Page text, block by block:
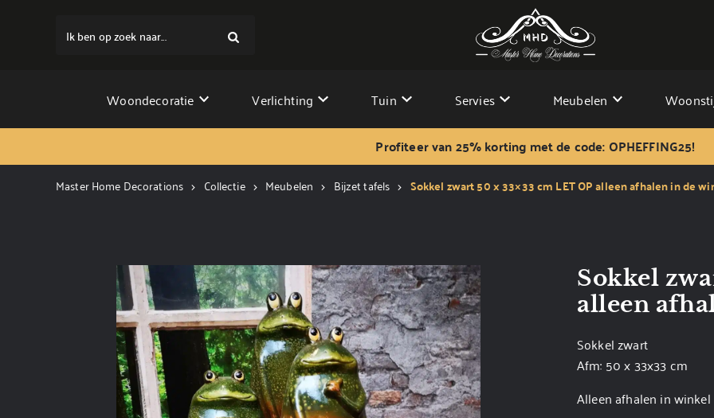
Ik ben op zoek naar...
Woondecoratie Verlichting Tuin Servies Meubelen
Profiteer van 25% korting met de code: OPHEFFING25!
Master Home Decorations Collectie Meubelen Bijzet tafels Sokkel zwart 50 x 33×33 cm LET OP alleen afhalen in de
Sokkel
alleen
Sokkel zwart
Afm: 50 x 33x33 cm
Alleen afhalen in